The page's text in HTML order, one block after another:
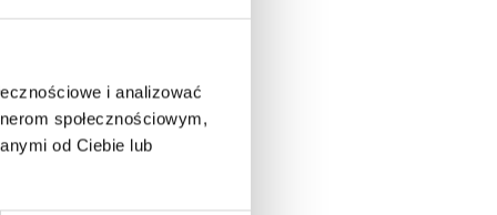
i analizować
społecznościowym,
od Ciebie lub